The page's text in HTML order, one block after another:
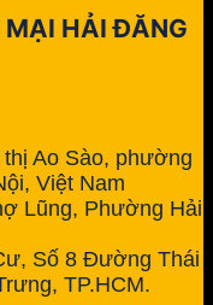
MẠI HẢI ĐĂNG
Ao Sào, phường
Việt Nam
Lũng, Phường Hải
Số 8 Đường Thái
TP.HCM.